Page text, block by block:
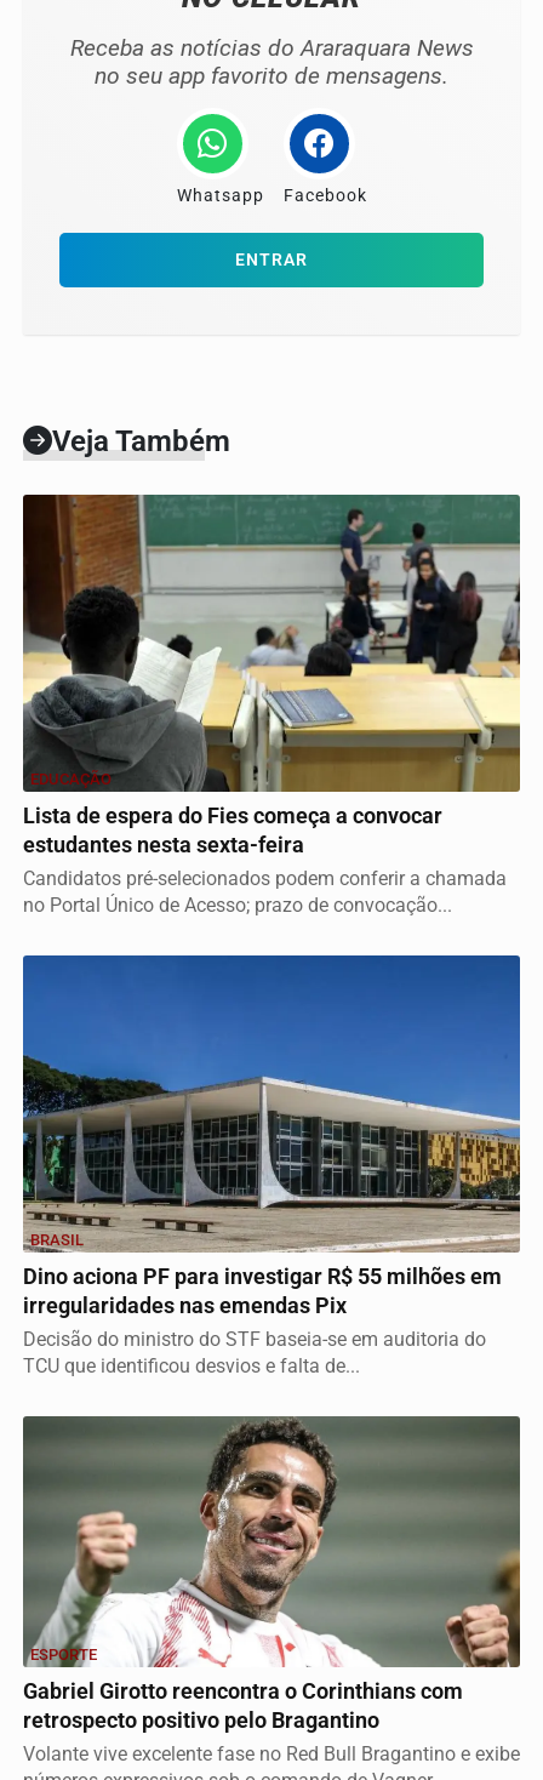
Receba as notícias do Araraquara News
no seu app favorito de mensagens.
Whatsapp Facebook
ENTRAR
Veja Também
EDUCAÇÃO
Lista de espera do Fies começa a convocar
estudantes nesta sexta-feira
Candidatos pré-selecionados podem conferir a chamada
no Portal Único de Acesso; prazo de convocação...
BRASIL
Dino aciona PF para investigar R$ 55 milhões em
irregularidades nas emendas Pix
Decisão do ministro do STF baseia-se em auditoria do
TCU que identificou desvios e falta de...
ESPORTE
Gabriel Girotto reencontra o Corinthians com
retrospecto positivo pelo Bragantino
Volante vive excelente fase no Red Bull Bragantino e exibe